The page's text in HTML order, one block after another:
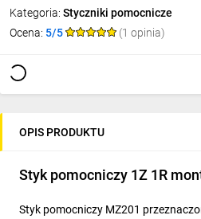
Kategoria: Styczniki pomocnicze
Ocena: 5/5 (1 opinia)
OPIS PRODUKTU
Styk pomocniczy 1Z 1R
Styk pomocniczy MZ201